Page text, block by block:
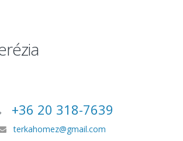
+36 20 318-7639
terkahomez@gmail.com